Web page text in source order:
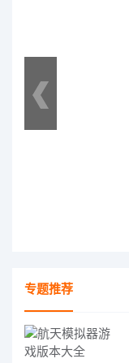
专题推荐